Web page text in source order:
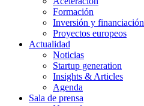
Formación
Inversión y financiación
Proyectos europeos
Actualidad
Noticias
Startup generation
Insights & Articles
Agenda
Sala de prensa